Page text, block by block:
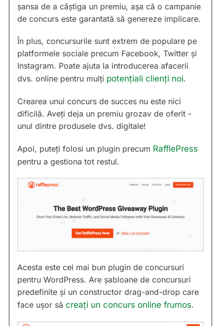
șansa de a câștiga un premiu, așa că o campanie
de concurs este garantată să genereze implicare.
În plus, concursurile sunt extrem de populare pe
platformele sociale precum Facebook, Twitter și
Instagram. Poate ajuta la introducerea afacerii
dvs. online pentru mulți potențiali clienți noi.
Crearea unui concurs de succes nu este nici
dificilă. Aveți deja un premiu grozav de oferit -
unul dintre produsele dvs. digitale!
Apoi, puteți folosi un plugin precum RafflePress
pentru a gestiona tot restul.
Acesta este cel mai bun plugin de concursuri
pentru WordPress. Are șabloane de concursuri
predefinite și un constructor drag-and-drop care
face ușor să creați un concurs online frumos.